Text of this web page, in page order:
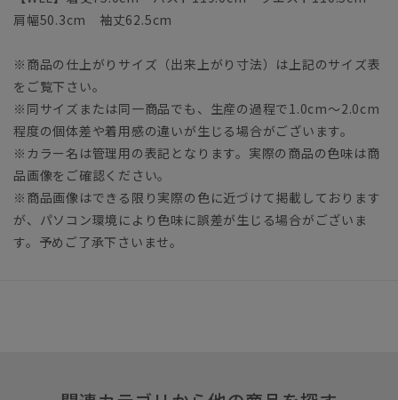
肩幅50.3cm 袖丈62.5cm
※商品の仕上がりサイズ（出来上がり寸法）は上記のサイズ表
をご覧下さい。
※同サイズまたは同一商品でも、生産の過程で1.0cm～2.0cm
程度の個体差や着用感の違いが生じる場合がございます。
※カラー名は管理用の表記となります。実際の商品の色味は商
品画像をご確認ください。
※商品画像はできる限り実際の色に近づけて掲載しております
が、パソコン環境により色味に誤差が生じる場合がございま
す。予めご了承下さいませ。